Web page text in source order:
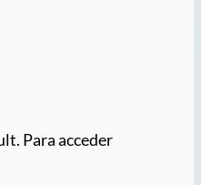
Para acceder